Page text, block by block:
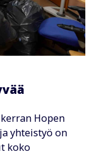
Hopen
yhteistyö on
koko